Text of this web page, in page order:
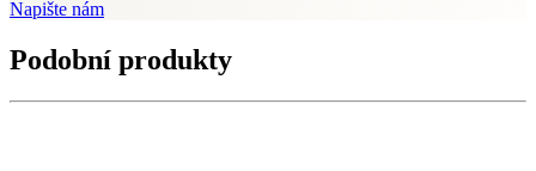
Napište nám
Podobní produkty